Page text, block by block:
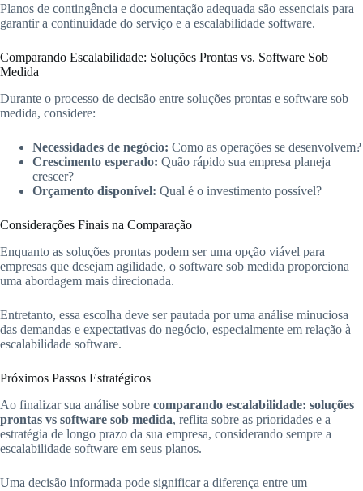
Planos de contingência e documentação adequada são essenciais para
garantir a continuidade do serviço e a escalabilidade software.
Comparando Escalabilidade: Soluções Prontas vs. Software Sob
Medida
Durante o processo de decisão entre soluções prontas e software sob
medida, considere:
Necessidades de negócio: Como as operações se desenvolvem?
Crescimento esperado: Quão rápido sua empresa planeja
crescer?
Orçamento disponível: Qual é o investimento possível?
Considerações Finais na Comparação
Enquanto as soluções prontas podem ser uma opção viável para
empresas que desejam agilidade, o software sob medida proporciona
uma abordagem mais direcionada.
Entretanto, essa escolha deve ser pautada por uma análise minuciosa
das demandas e expectativas do negócio, especialmente em relação à
escalabilidade software.
Próximos Passos Estratégicos
Ao finalizar sua análise sobre comparando escalabilidade: soluções
prontas vs software sob medida, reflita sobre as prioridades e a
estratégia de longo prazo da sua empresa, considerando sempre a
escalabilidade software em seus planos.
Uma decisão informada pode significar a diferença entre um